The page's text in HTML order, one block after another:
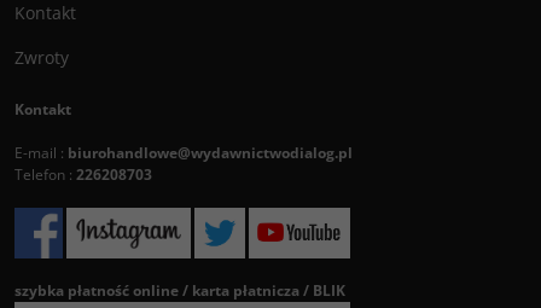
Kontakt
Zwroty
Kontakt
E-mail : biurohandlowe@wydawnictwodialog.pl
Telefon : 226208703
szybka płatność online / karta płatnicza / BLIK